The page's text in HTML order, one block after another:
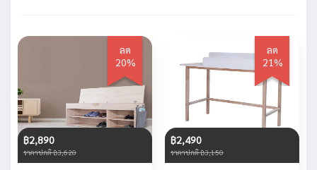
ลด
20%
฿2,890
ราคาปกติ ฿3,620
ลด
21%
฿2,490
ราคาปกติ ฿3,150